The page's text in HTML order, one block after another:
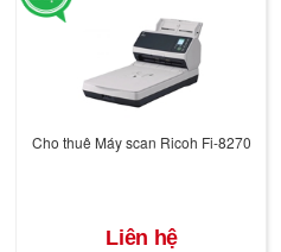
Cho thuê Máy scan Ricoh Fi-8270
Liên hệ